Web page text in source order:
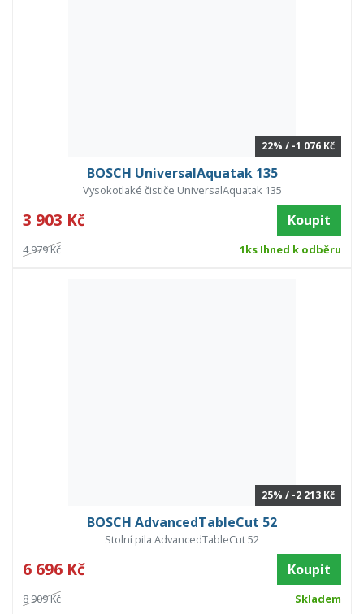
22% / -1 076 Kč
BOSCH UniversalAquatak 135
Vysokotlaké čističe UniversalAquatak 135
3 903 Kč Koupit
4 979 Kč 1ks Ihned k odběru
25% / -2 213 Kč
BOSCH AdvancedTableCut 52
Stolní pila AdvancedTableCut 52
6 696 Kč Koupit
8 909 Kč Skladem